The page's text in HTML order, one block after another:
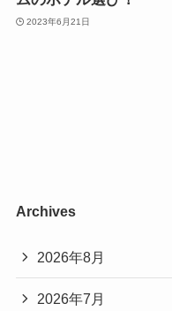
2023年6月21日
Archives
2026年8月
2026年7月